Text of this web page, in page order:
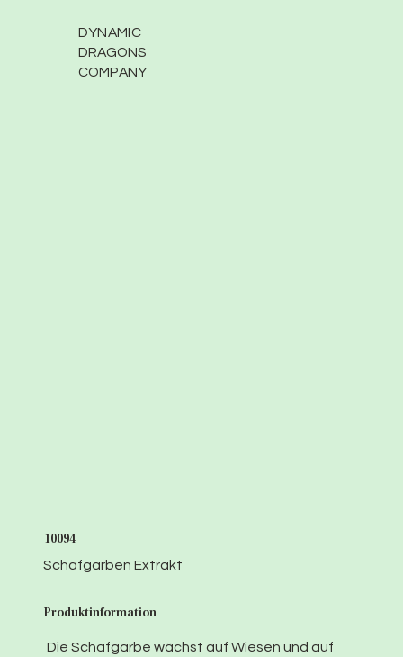
DYNAMIC
DRAGONS
COMPANY
10094
Schafgarben Extrakt
Produktinformation
Die Schafgarbe wächst auf Wiesen und auf